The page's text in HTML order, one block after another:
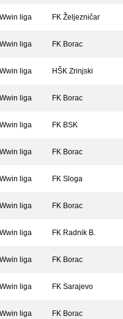
Wwin liga FK Željezničar
Wwin liga FK Borac
Wwin liga HŠK Zrinjski
Wwin liga FK Borac
Wwin liga FK BSK
Wwin liga FK Borac
Wwin liga FK Sloga
Wwin liga FK Borac
Wwin liga FK Radnik B.
Wwin liga FK Borac
Wwin liga FK Sarajevo
Wwin liga FK Borac